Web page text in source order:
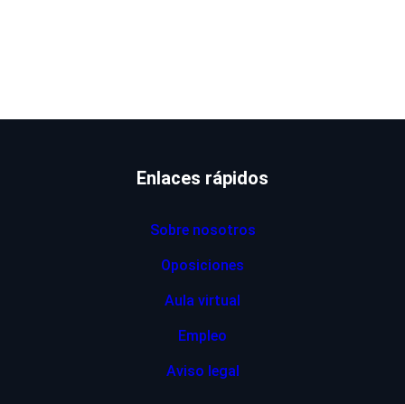
Enlaces rápidos
Sobre nosotros
Oposiciones
Aula virtual
Empleo
Aviso legal